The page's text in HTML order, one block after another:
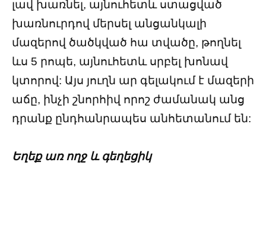
լավ խառնել, այնուհետև ստացված
խառնուրդով մերսել անցանկալի
մազերով ծածկված հա տվածը, թողնել
ևս 5 րոպե, այնուհետև սրբել խոնավ
կտորով: Այս յուղն ար գելակում է մազերի
աճը, ինչի շնորհիվ որոշ ժամանակ անց
դրանք ընդհանրապես անհետանում են:
Եղեք առ ողջ և գեղեցիկ